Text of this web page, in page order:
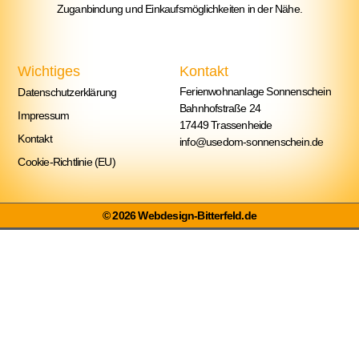
Zuganbindung und Einkaufsmöglichkeiten in der Nähe.
Wichtiges
Datenschutzerklärung
Impressum
Kontakt
Cookie-Richtlinie (EU)
Kontakt
Ferienwohnanlage Sonnenschein
Bahnhofstraße 24
17449 Trassenheide
info@usedom-sonnenschein.de
© 2026 Webdesign-Bitterfeld.de